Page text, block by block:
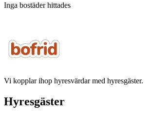
Inga bostäder hittades
Vi kopplar ihop hyresvärdar med hyresgäster.
Hyresgäster